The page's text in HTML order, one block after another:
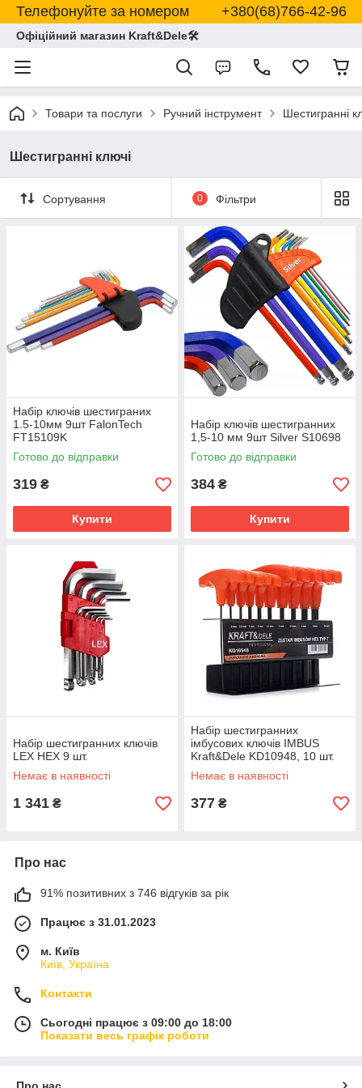
Телефонуйте за номером +380(68)766-42-96
Офіційний магазин Kraft&Dele🛠
Товари та послуги Ручний інструмент Шестигранні
Шестигранні ключі
Сортування 0 Фільтри
Набір ключів шестиграних
1.5-10мм 9шт FalonTech
FT15109K
Готово до відправки
319 ₴
Купити
Набір ключів шестигранних
1,5-10 мм 9шт Silver S10698
Готово до відправки
384 ₴
Купити
Набір шестигранних ключів
LEX HEX 9 шт.
Немає в наявності
1 341 ₴
Набір шестигранних
імбусових ключів IMBUS
Kraft&Dele KD10948, 10 шт.
Немає в наявності
377 ₴
Про нас
91% позитивних з 746 відгуків за рік
Працює з 31.01.2023
м. Київ
Київ, Україна
Контакти
Сьогодні працює з 09:00 до 18:00
Показати весь графік роботи